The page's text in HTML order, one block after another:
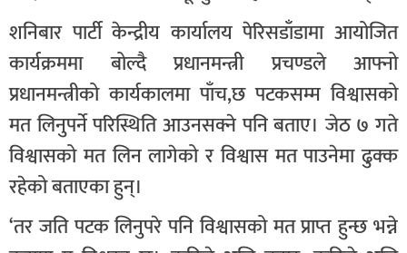
शनिबार पार्टी केन्द्रीय कार्यालय पेरिसडाँडामा आयोजित
कार्यक्रममा बोल्दै प्रधानमन्त्री प्रचण्डले आफ्नो
प्रधानमन्त्रीको कार्यकालमा पाँच,छ पटकसम्म विश्वासको
मत लिनुपर्ने परिस्थिति आउनसक्ने पनि बताए। जेठ ७ गते
विश्वासको मत लिन लागेको र विश्वास मत पाउनेमा ढुक्क
रहेको बताएका हुन्।
‘तर जति पटक लिनुपरे पनि विश्वासको मत प्राप्त हुन्छ भन्ने